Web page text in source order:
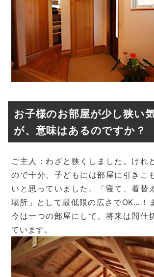
お子様のお部屋が少し狭い
が、意味はあるのですか？
ご主人：わざと狭くしました。けれ
ので十分。子どもには部屋に引きこ
いと思っていました。「寝て、着替
場所」として最低限の広さでOK…！
今は一つの部屋にして、将来は間仕
ています。